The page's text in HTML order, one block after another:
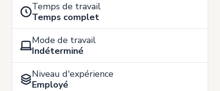
Temps de travail
Temps complet
Mode de travail
Indéterminé
Niveau d'expérience
Employé